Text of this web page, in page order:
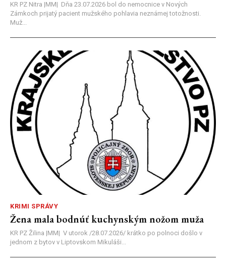
KR PZ Nitra |MM| Dňa 23.07.2026 bol do nemocnice v Nových
Zámkoch prijatý pacient mužského pohlavia neznámej totožnosti.
Muž...
KRIMI SPRÁVY
Žena mala bodnúť kuchynským nožom muža
KR PZ Žilina |MM| V utorok /28.07.2026/ krátko po polnoci došlo v
jednom z bytov v Liptovskom Mikuláši...